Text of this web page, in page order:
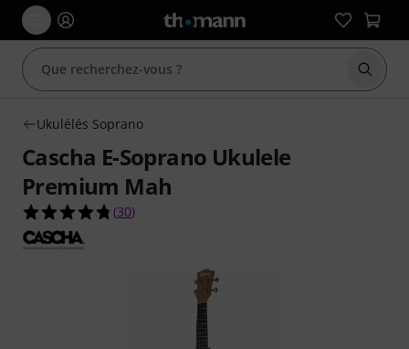
Ukulélés Soprano
Cascha E-Soprano Ukulele
Premium Mah
4.7 étoiles sur 5 d'après 30 évaluations clients
(30)